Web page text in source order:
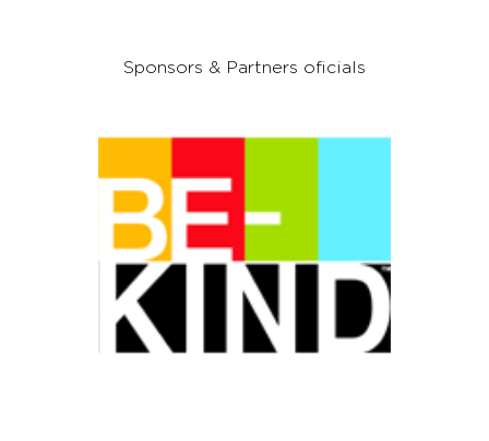
Sponsors & Partners oficials